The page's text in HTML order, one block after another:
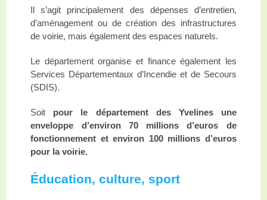
Il s’agit principalement des dépenses d’entretien,
d’aménagement ou de création des infrastructures
de voirie, mais également des espaces naturels.
Le département organise et finance également les
Services Départementaux d’Incendie et de Secours
(SDIS).
Soit pour le département des Yvelines une
enveloppe d’environ 70 millions d’euros de
fonctionnement et environ 100 millions d’euros
pour la voirie.
Éducation, culture, sport